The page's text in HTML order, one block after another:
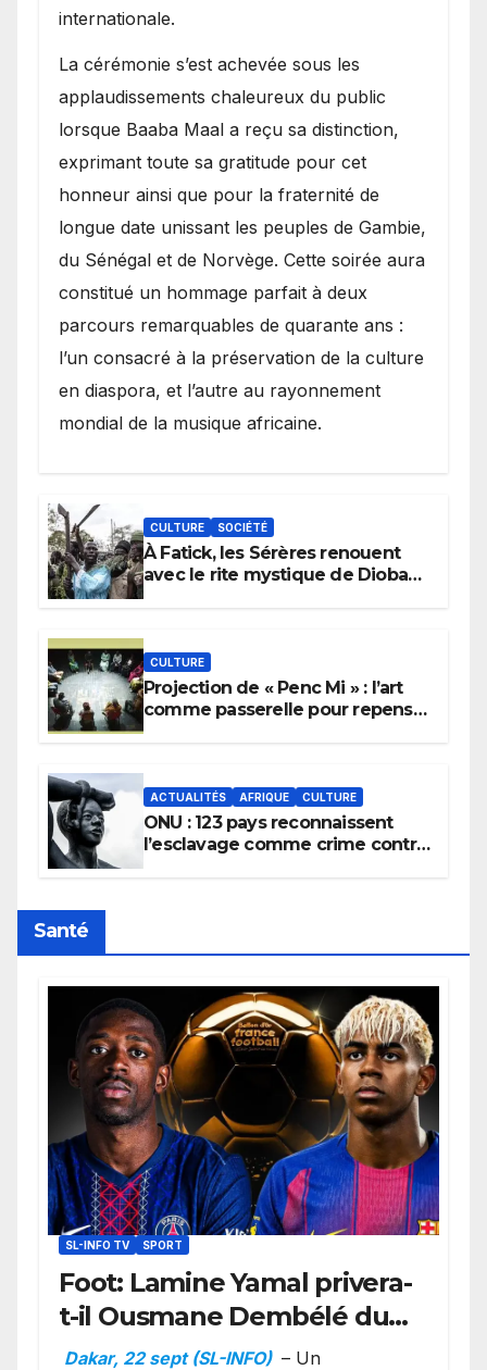
internationale.
​La cérémonie s’est achevée sous les
applaudissements chaleureux du public
lorsque Baaba Maal a reçu sa distinction,
exprimant toute sa gratitude pour cet
honneur ainsi que pour la fraternité de
longue date unissant les peuples de Gambie,
du Sénégal et de Norvège. Cette soirée aura
constitué un hommage parfait à deux
parcours remarquables de quarante ans :
l’un consacré à la préservation de la culture
en diaspora, et l’autre au rayonnement
mondial de la musique africaine.
CULTURE SOCIÉTÉ
À Fatick, les Sérères renouent
avec le rite mystique de Diobaye
CULTURE
Projection de « Penc Mi » : l’art
comme passerelle pour repenser
ACTUALITÉS AFRIQUE CULTURE
ONU : 123 pays reconnaissent
l’esclavage comme crime contre
Santé
SL-INFO TV SPORT
Foot: Lamine Yamal privera-
t-il Ousmane Dembélé du
Ballon d’or ?
Dakar, 22 sept (SL-INFO) – Un